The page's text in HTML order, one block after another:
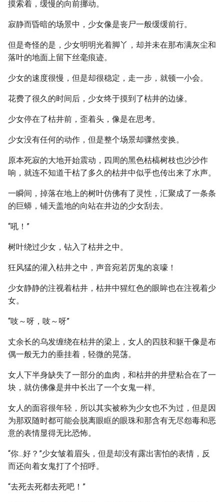
摸索着，缓慢的向前挪动。
寂静而昏暗的场景中，少女像是丧尸一般缓缓前行。
但是奇怪的是，少女明明光着脚丫，却并未在那布满灰尘和
落叶的地面上留下丝毫痕迹。
少女的速度很慢，但是却很稳定，走一步，就顿一小会。
花费了很久的时间后，少女终于摸到了枯井的边缘。
少女停在了枯井前，歪着头，像是在思考。
少女没有任何的动作，但是整个场景却骤然变换。
原本死寂的大地开始震动，四周的黑色枯槁树枝也沙沙作
响，就连不知道干枯了多久的枯井中似乎也传出来了水声。
一瞬间，掉落在地上的树叶仿佛有了灵性，汇聚成了一条条
的巨蟒，铺天盖地的向站在井边的少女刮去。
“吼！”
树叶绕过少女，钻入了枯井之中。
狂风猛的灌入枯井之中，声音宛若厉鬼的哀嚎！
少女静静的注视着枯井，枯井中猩红色的眼眸也在注视着少
女。
“吱～呀，吱～呀”
丈余长的乌发缠绕在枯井的梁上，女人的四肢和躯干像是布
偶一般无力的垂挂着，轻微的晃荡。
女人下半身缺失了一部分的血肉，和枯井的井壁粘合在了一
块，就仿佛像是井中长出了一个女鬼一样。
女人的面容很年轻，所以其实被称为少女也不为过，但是因
为那双随时都可能会脱离眼眶的眼珠和那含有无尽怨毒和恶
意的表情显得无比恐怖。
“你...好？”少女皱着眉头，但是却没有露出害怕的表情，反
而还向着女鬼打了个招呼。
“去死去死都去死吧！”